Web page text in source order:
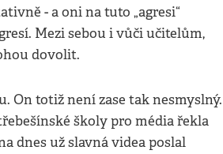
- a oni na tuto „agresi“
Mezi sebou i vůči učitelům,
dovolit.
On totiž není zase tak nesmyslný.
školy pro média řekla
dnes už slavná videa poslal